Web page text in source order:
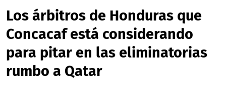
Los árbitros de Honduras que
Concacaf está considerando
para pitar en las eliminatorias
rumbo a Qatar